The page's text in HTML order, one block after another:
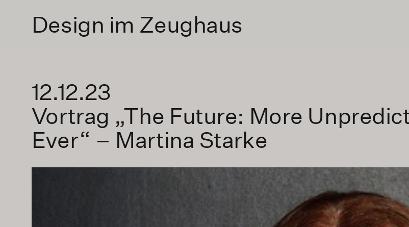
Design im Zeughaus
12.12.23
Vortrag „The Future: More
Ever“ – Martina Starke